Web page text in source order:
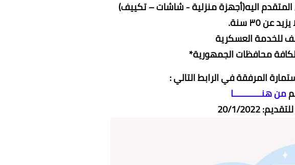
عن ٣٥ سنة.
للخدمة العسكرية
محافظات الجمهورية*
المرفقة في الرابط التالي :
من هنـــــــــــا
20/1/2022